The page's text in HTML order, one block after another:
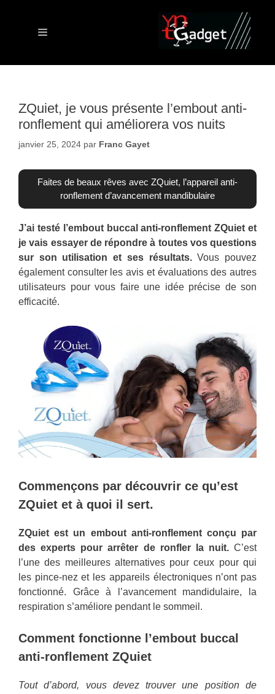
Menu
ZQuiet, je vous présente l’embout anti-
ronflement qui améliorera vos nuits
janvier 25, 2024 par Franc Gayet
Faites de beaux rêves avec ZQuiet, l’appareil anti-
ronflement d’avancement mandibulaire
J’ai testé l’embout buccal anti-ronflement ZQuiet et
je vais essayer de répondre à toutes vos questions
sur son utilisation et ses résultats.Vous pouvez
également consulter les avis et évaluations des autres
utilisateurs pour vous faire une idée précise de son
efficacité.
Commençons par découvrir ce qu’est
ZQuiet et à quoi il sert.
ZQuiet est un embout anti-ronflement conçu par
des experts pour arrêter de ronfler la nuit.C’est
l’une des meilleures alternatives pour ceux pour qui
les pince-nez et les appareils électroniques n’ont pas
fonctionné. Grâce à l’avancement mandidulaire, la
respiration s’améliore pendant le sommeil.
Comment fonctionne l’embout buccal
anti-ronflement ZQuiet
Tout d’abord, vous devez trouver une position de